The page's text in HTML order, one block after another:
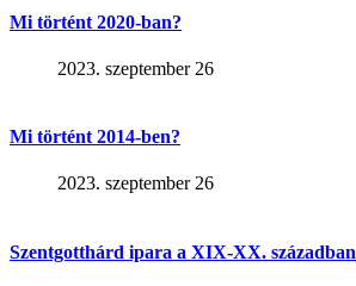
Mi történt 2020-ban?
2023. szeptember 26
Mi történt 2014-ben?
2023. szeptember 26
Szentgotthárd ipara a XIX-XX. században